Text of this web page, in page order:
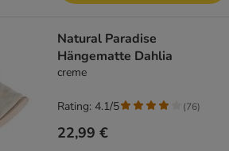
Natural Paradise
Hängematte Dahlia
creme
22,99 €
Rating: 4.1/5 (76)